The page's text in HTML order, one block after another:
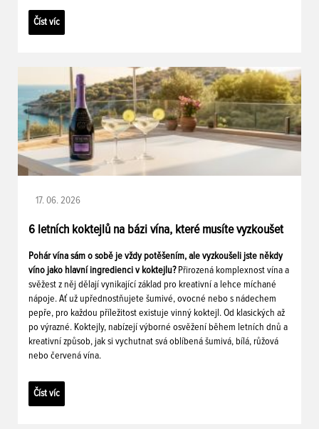
Číst víc
17. 06. 2026
6 letních koktejlů na bázi vína, které musíte vyzkoušet
Pohár vína sám o sobě je vždy potěšením, ale vyzkoušeli jste někdy
víno jako hlavní ingredienci v koktejlu? Přirozená komplexnost vína a
svěžest z něj dělají vynikající základ pro kreativní a lehce míchané
nápoje. Ať už upřednostňujete šumivé, ovocné nebo s nádechem
pepře, pro každou příležitost existuje vinný koktejl. Od klasických až
po výrazné. Koktejly, nabízejí výborné osvěžení během letních dnů a
kreativní způsob, jak si vychutnat svá oblíbená šumivá, bílá, růžová
nebo červená vína.
Číst víc